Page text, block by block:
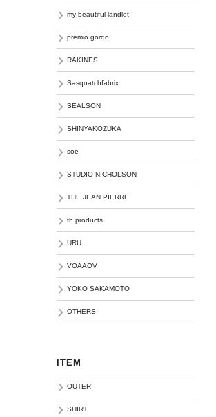
my beautiful landlet
premio gordo
RAKINES
Sasquatchfabrix.
SEALSON
SHINYAKOZUKA
soe
STUDIO NICHOLSON
THE JEAN PIERRE
th products
URU
VOAAOV
YOKO SAKAMOTO
OTHERS
ITEM
OUTER
SHIRT